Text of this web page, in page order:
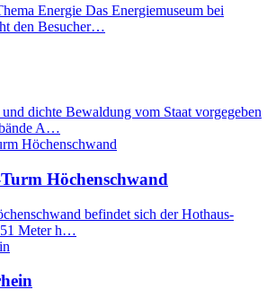
Energie Das Energiemuseum bei
den Besucher…
dichte Bewaldung vom Staat vorgegeben
A…
Höchenschwand
befindet sich der Hothaus-
51 Meter h…